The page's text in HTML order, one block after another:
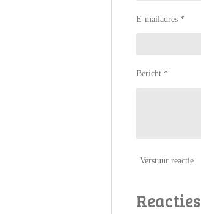
E-mailadres *
Bericht *
Verstuur reactie
Reacties